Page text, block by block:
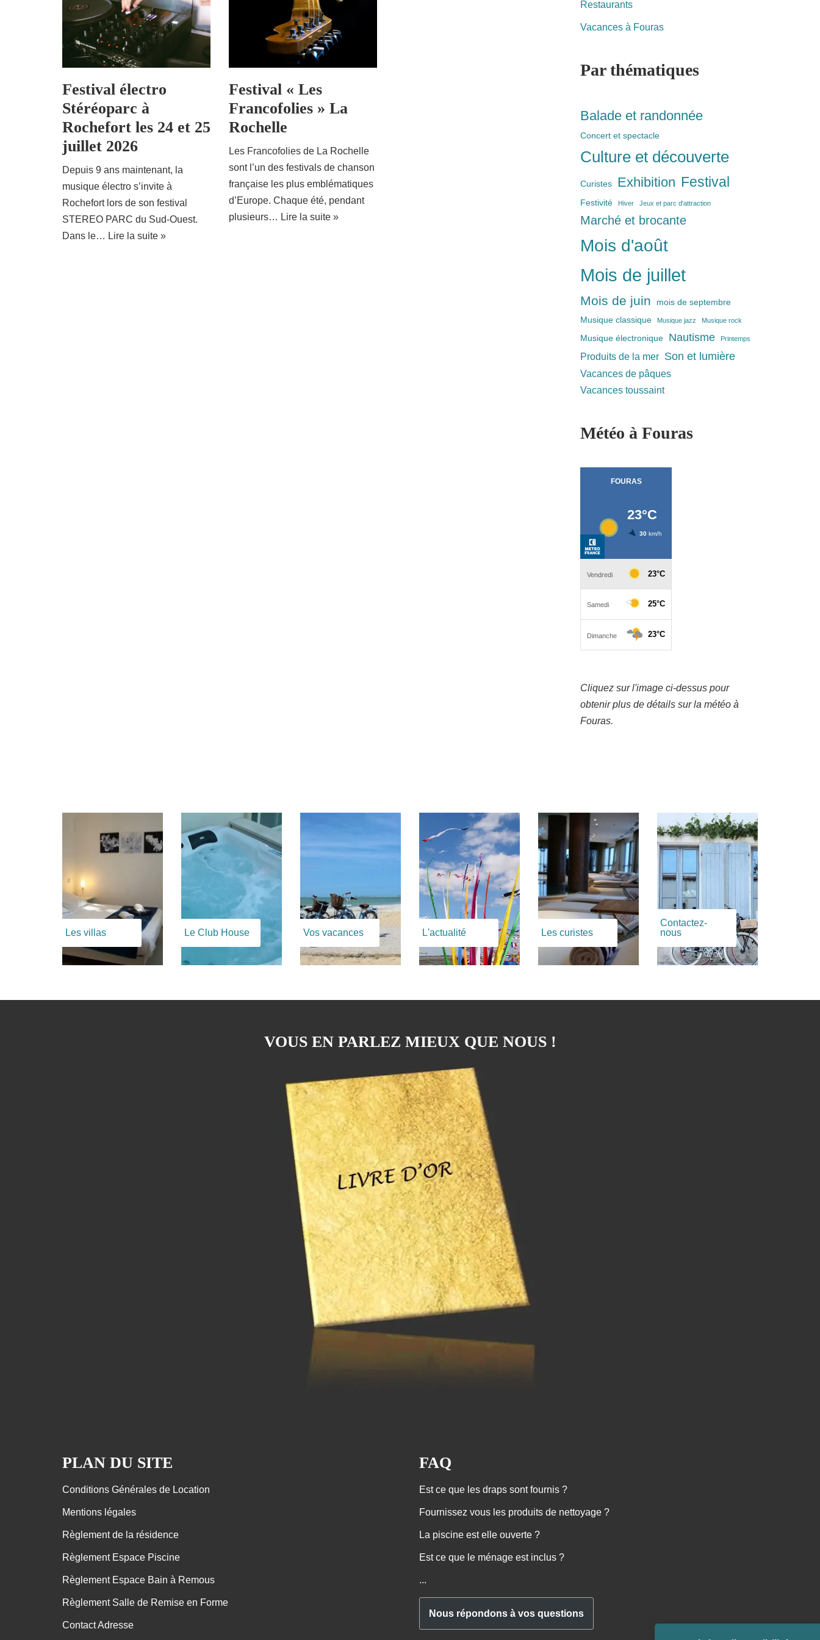
Festival électro
Stéréoparc à
Rochefort les 24 et 25
juillet 2026
Depuis 9 ans maintenant, la
musique électro s’invite à
Rochefort lors de son festival
STEREO PARC du Sud-Ouest.
Dans le… Lire la suite »
Festival « Les
Francofolies » La
Rochelle
Les Francofolies de La Rochelle
sont l’un des festivals de chanson
française les plus emblématiques
d’Europe. Chaque été, pendant
plusieurs… Lire la suite »
Restaurants
Vacances à Fouras
Par thématiques
Balade et randonnée
Concert et spectacle
Culture et découverte
Curistes Exhibition Festival
Festivité Hiver Jeux et parc d'attraction
Marché et brocante
Mois d'août
Mois de juillet
Mois de juin
mois de septembre
Musique classique
Musique jazz Musique rock
Musique électronique Nautisme Printemps
Produits de la mer Son et lumière
Vacances de pâques
Vacances toussaint
Météo à Fouras
Cliquez sur l'image ci-dessus pour
obtenir plus de détails sur la météo à
Fouras.
Les villas Le Club House Vos vacances L'actualité Les curistes
Contactez-
nous
VOUS EN PARLEZ MIEUX QUE NOUS !
PLAN DU SITE
Conditions Générales de Location
Mentions légales
Règlement de la résidence
Règlement Espace Piscine
Règlement Espace Bain à Remous
Règlement Salle de Remise en Forme
Contact Adresse
FAQ
Est ce que les draps sont fournis ?
Fournissez vous les produits de nettoyage ?
La piscine est elle ouverte ?
Est ce que le ménage est inclus ?
...
Nous répondons à vos questions